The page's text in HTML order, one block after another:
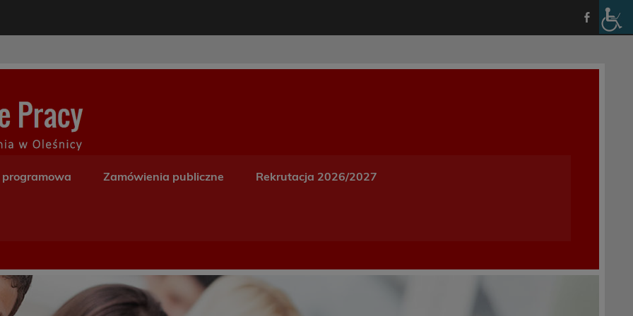
Zamówienia publiczne Rekrutacja 2026/2027